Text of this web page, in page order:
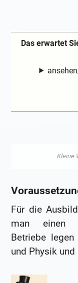
Das erwartet
Für die
man einen
Betriebe
und Physik und